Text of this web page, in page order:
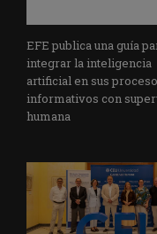
EFE publica una guía
integrar la inteligencia
artificial en sus
informativos con
humana